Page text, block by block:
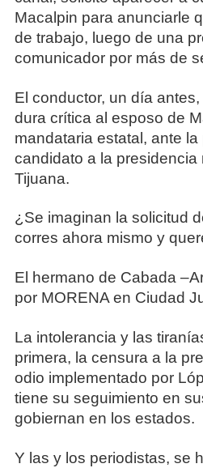
Macalpin para anunciarle
de trabajo, luego de una
comunicador por más de
El conductor, un día
dura crítica al esposo de
mandataria estatal, ante
candidato a la presidencia
Tijuana.
¿Se imaginan la solicitud
corres ahora mismo y
El hermano de Cabada
por MORENA en Ciudad
La intolerancia y las
primera, la censura a la
odio implementado por
tiene su seguimiento en
gobiernan en los estados.
Y las y los periodistas, se